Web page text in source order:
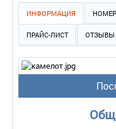
ИНФОРМАЦИЯ
ПРАЙС-ЛИСТ ОТЗЫВЫ